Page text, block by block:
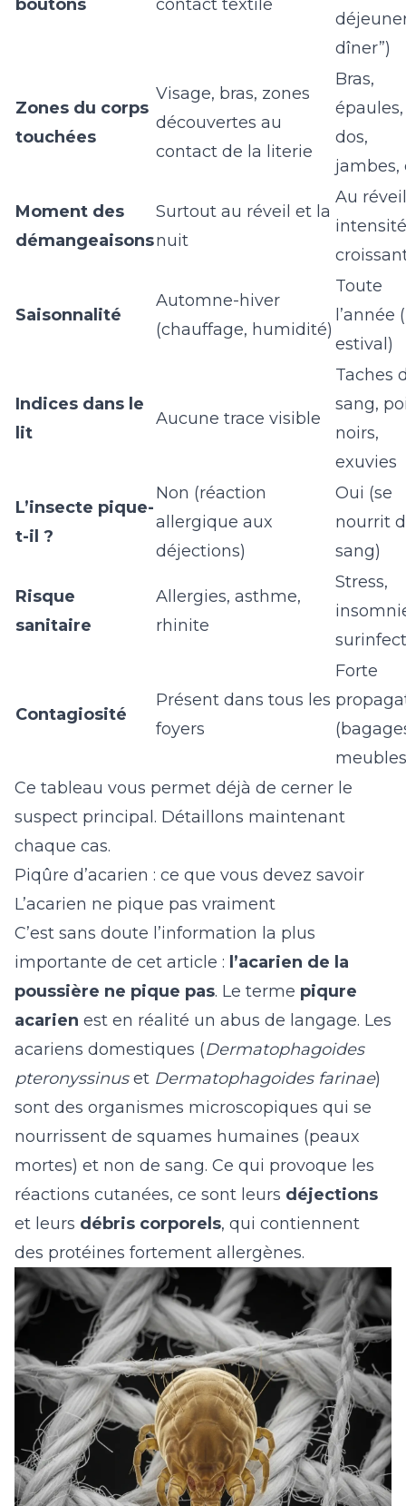
boutons contact textile
dîner”)
Zones du corps
touchées
Visage, bras, zones
découvertes au
contact de la literie
Bras,
épaules,
dos,
jambes,
Moment des
démangeaisons
Surtout au réveil et la
nuit
Au
intensité
Saisonnalité
Automne-hiver
(chauffage, humidité)
Toute
l’année
estival)
Indices dans le
lit
Aucune trace visible
Taches
sang,
noirs,
exuvies
L’insecte pique-
t-il ?
Non (réaction
allergique aux
déjections)
Oui (se
nourrit
sang)
Risque
sanitaire
Allergies, asthme,
rhinite
Stress,
Contagiosité
Présent dans tous les
foyers
Forte
Ce tableau vous permet déjà de cerner le
suspect principal. Détaillons maintenant
chaque cas.
Piqûre d’acarien : ce que vous devez savoir
L’acarien ne pique pas vraiment
C’est sans doute l’information la plus
importante de cet article : l’acarien de la
poussière ne pique pas. Le terme piqure
acarien est en réalité un abus de langage. Les
acariens domestiques (Dermatophagoides
pteronyssinuset Dermatophagoides farinae)
sont des organismes microscopiques qui se
nourrissent de squames humaines (peaux
mortes) et non de sang. Ce qui provoque les
réactions cutanées, ce sont leurs déjections
et leurs débris corporels, qui contiennent
des protéines fortement allergènes.